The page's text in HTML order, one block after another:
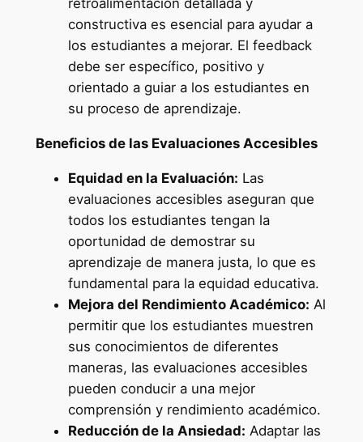
retroalimentación detallada y
constructiva es esencial para ayudar a
los estudiantes a mejorar. El feedback
debe ser específico, positivo y
orientado a guiar a los estudiantes en
su proceso de aprendizaje.
Beneficios de las Evaluaciones Accesibles
Equidad en la Evaluación: Las
evaluaciones accesibles aseguran que
todos los estudiantes tengan la
oportunidad de demostrar su
aprendizaje de manera justa, lo que es
fundamental para la equidad educativa.
Mejora del Rendimiento Académico: Al
permitir que los estudiantes muestren
sus conocimientos de diferentes
maneras, las evaluaciones accesibles
pueden conducir a una mejor
comprensión y rendimiento académico.
Reducción de la Ansiedad: Adaptar las